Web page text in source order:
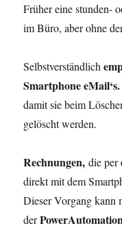
Früher eine stunden-
im Büro, aber ohne
Selbstverständlich
Smartphone eMail‘s.
damit sie beim
gelöscht werden.
Rechnungen,die per
direkt mit dem
Dieser Vorgang kann
der